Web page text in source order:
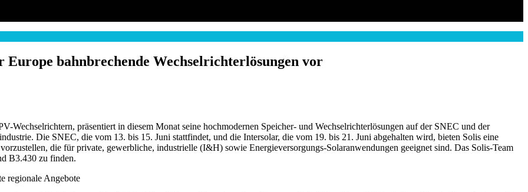
bahnbrechende Wechselrichterlösungen vor
Wechselrichtern, präsentiert in diesem Monat seine hochmodernen Speicher- und Wechselrichterlösungen auf der SNEC und der
Die SNEC, die vom 13. bis 15. Juni stattfindet, und die Intersolar, die vom 19. bis 21. Juni abgehalten wird, bieten Solis eine
die für private, gewerbliche, industrielle (I&H) sowie Energieversorgungs-Solaranwendungen geeignet sind. Das Solis-Team
B3.430 zu finden.
regionale Angebote